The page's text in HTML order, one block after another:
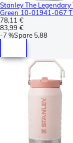
Stanley The
Green 10-01941-067
78,11 €
83,99 €
-7 %Spare 5,88